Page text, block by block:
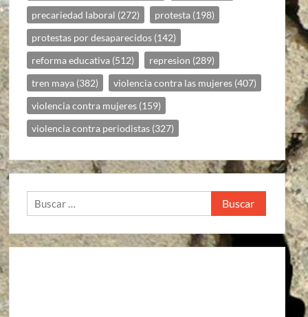
precariedad laboral (272) protesta (198)
protestas por desaparecidos (142)
reforma educativa (512) represion (289)
tren maya (382) violencia contra las mujeres (407)
violencia contra mujeres (159)
violencia contra periodistas (327)
Buscar: